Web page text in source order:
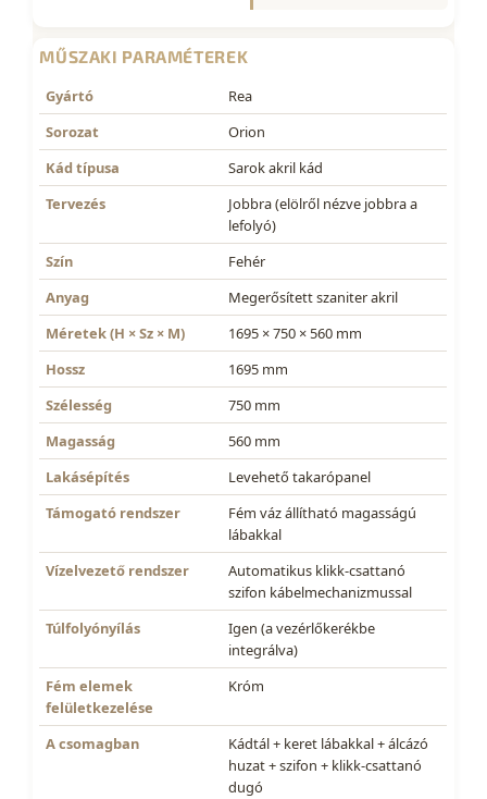
MŰSZAKI PARAMÉTEREK
Gyártó
Rea
Sorozat
Orion
Kád típusa
Sarok akril kád
Tervezés
Jobbra (elölről nézve jobbra a
lefolyó)
Szín
Fehér
Anyag
Megerősített szaniter akril
Méretek (H × Sz × M)
1695 × 750 × 560 mm
Hossz
1695 mm
Szélesség
750 mm
Magasság
560 mm
Lakásépítés
Levehető takarópanel
Támogató rendszer
Fém váz állítható magasságú
lábakkal
Vízelvezető rendszer
Automatikus klikk-csattanó
szifon kábelmechanizmussal
Túlfolyónyílás
Igen (a vezérlőkerékbe
integrálva)
Fém elemek
felületkezelése
Króm
A csomagban
Kádtál + ​​keret lábakkal + álcázó
huzat + szifon + klikk-csattanó
dugó